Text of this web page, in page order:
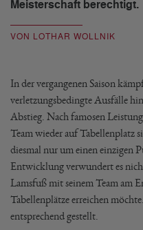
Meisterschaft berechtigt.
VON LOTHAR WOLLNIK
In der vergangenen Saison
verletzungsbedingte Ausfälle
Abstieg. Nach famosen
Team wieder auf Tabellenplatz
diesmal nur um einen einzigen
Entwicklung verwundert es
Lamsfuß mit seinem Team am
Tabellenplätze erreichen
entsprechend gestellt.